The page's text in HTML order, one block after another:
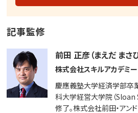
記事監修
前田 正彦（まえだ まさひ
株式会社スキルアカデミ
慶應義塾大学経済学部卒
科大学経営大学院（
修了。株式会社前田・アン